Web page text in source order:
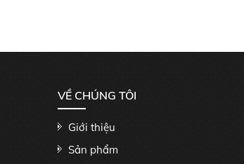
VỀ CHÚNG TÔI
Giới thiệu
Sản phẩm